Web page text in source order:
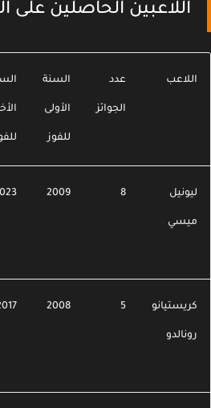
اللاعبين الحاصلين على
اللاعب عدد
الجوائز
السنة
الأولى
للفوز
السنة
الأخيرة
للفوز
ليونيل
ميسي
2009
2023
كريستيانو
رونالدو
2008
2017